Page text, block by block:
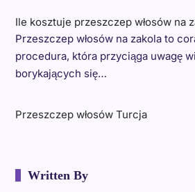
Ile kosztuje przeszczep włosów na
Przeszczep włosów na zakola to
procedura, która przyciąga uwagę
borykających się…
Przeszczep włosów Turcja
Written By